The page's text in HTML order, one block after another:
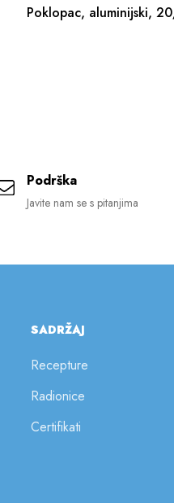
Poklopac, aluminijski,
Podrška
Javite nam se s pitanjima
SADRŽAJ
Recepture
Radionice
Certifikati